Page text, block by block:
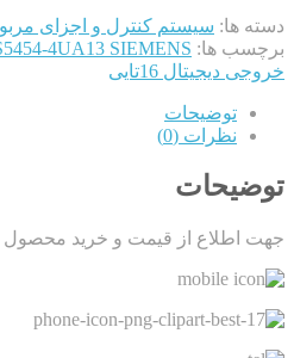
دسته ها: سیستم کنترل و اجزای
برچسب ها:
خروجی دیجیتال 16تایی
توضیحات
نظرات (0)
توضیحات
جهت اطلاع از قیمت و خرید محصول